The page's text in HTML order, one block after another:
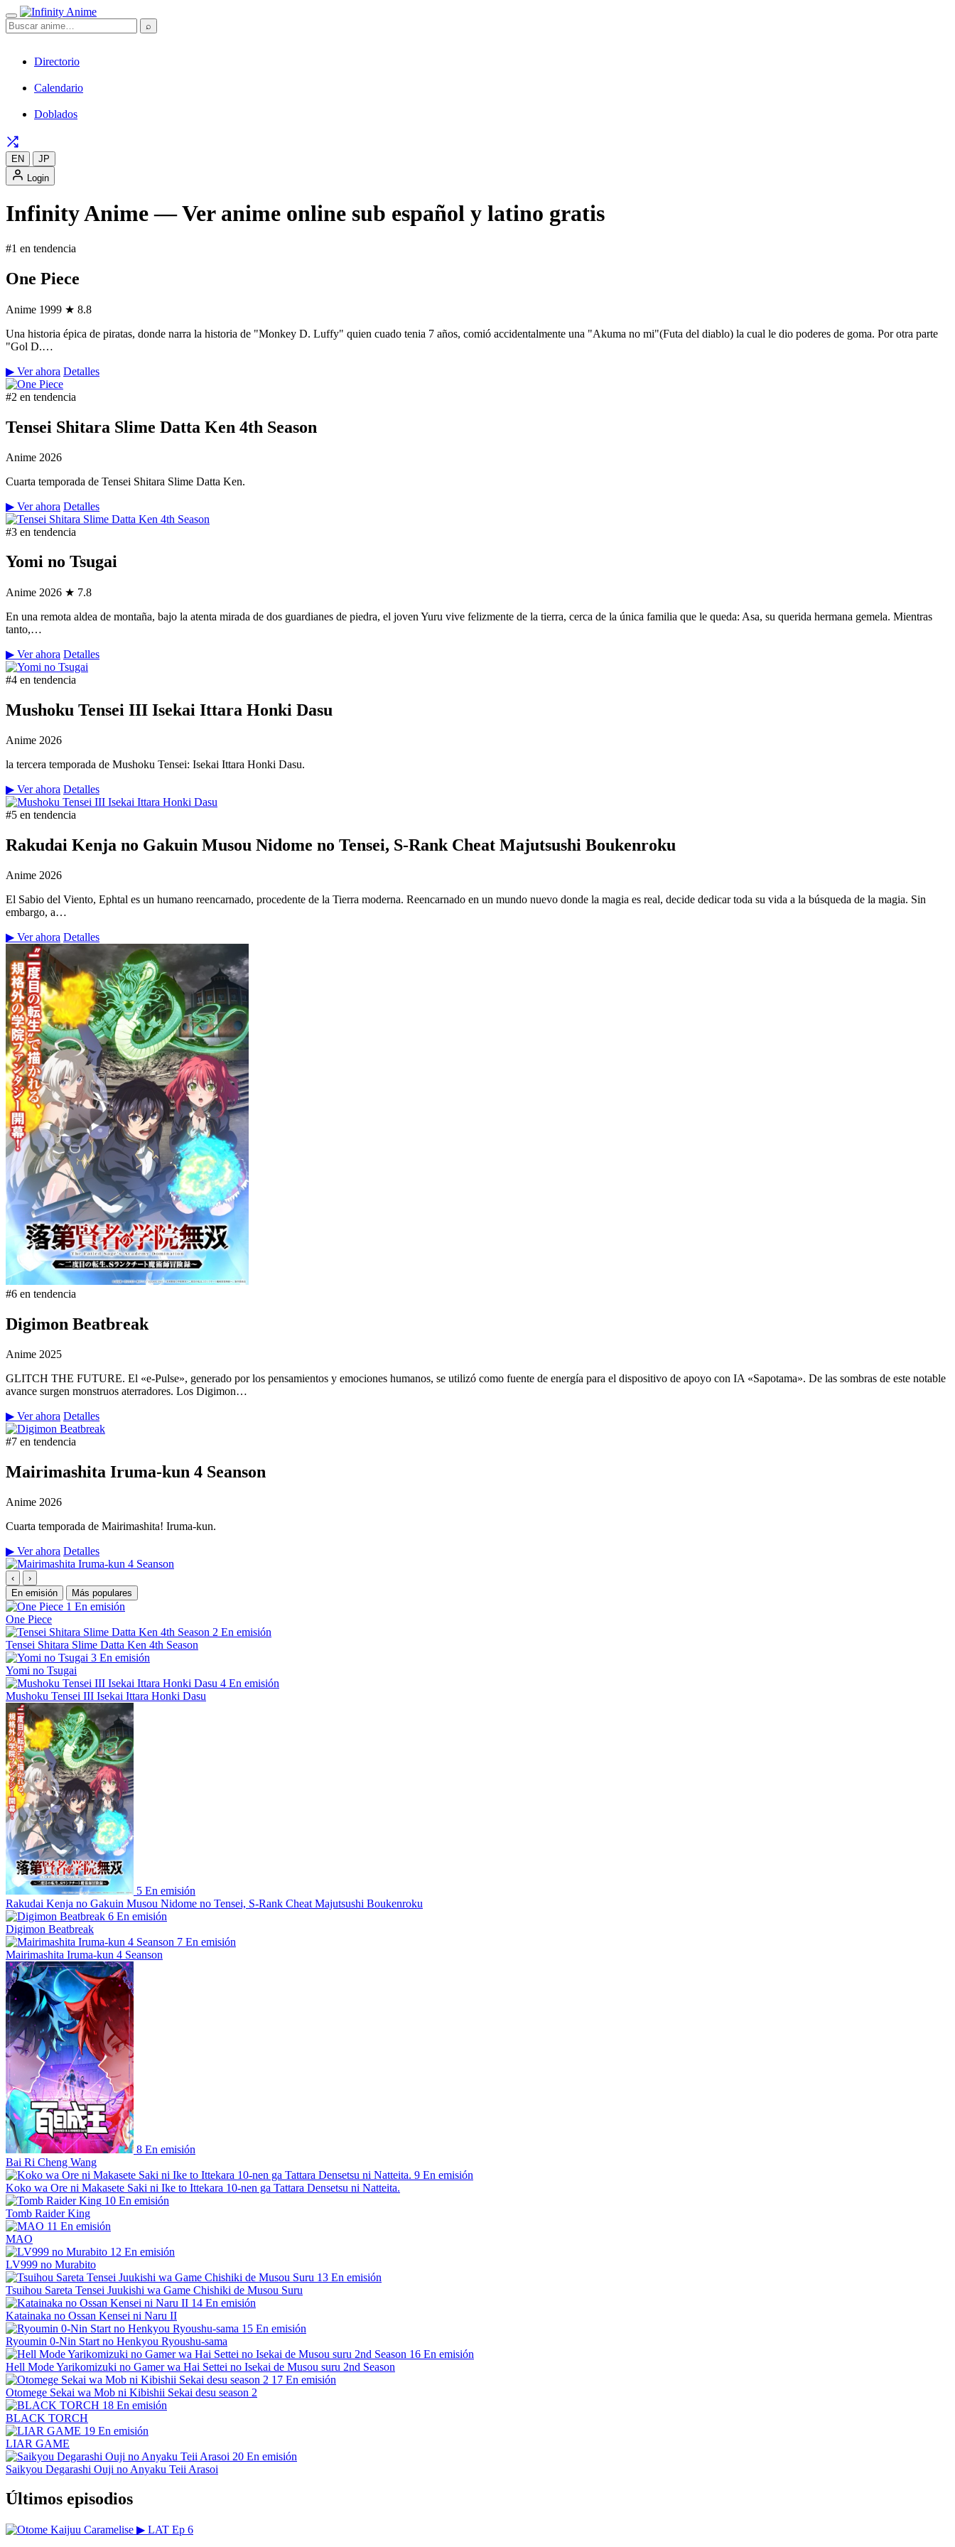
⌕
Directorio
Calendario
Doblados
EN
JP
Login
Infinity Anime — Ver anime online sub español y latino gratis
#1 en tendencia
One Piece
Anime 1999 ★ 8.8
Una historia épica de piratas, donde narra la historia de "Monkey D. Luffy" quien cuado tenia 7 años, comió accidentalmente una "Akuma no mi"(Futa del diablo) la cual le dio poderes de goma. Por otra parte
"Gol D.…
▶ Ver ahora Detalles
#2 en tendencia
Tensei Shitara Slime Datta Ken 4th Season
Anime 2026
Cuarta temporada de Tensei Shitara Slime Datta Ken.
▶ Ver ahora Detalles
#3 en tendencia
Yomi no Tsugai
Anime 2026 ★ 7.8
En una remota aldea de montaña, bajo la atenta mirada de dos guardianes de piedra, el joven Yuru vive felizmente de la tierra, cerca de la única familia que le queda: Asa, su querida hermana gemela. Mientras
tanto,…
▶ Ver ahora Detalles
#4 en tendencia
Mushoku Tensei III Isekai Ittara Honki Dasu
Anime 2026
la tercera temporada de Mushoku Tensei: Isekai Ittara Honki Dasu.
▶ Ver ahora Detalles
#5 en tendencia
Rakudai Kenja no Gakuin Musou Nidome no Tensei, S-Rank Cheat Majutsushi Boukenroku
Anime 2026
El Sabio del Viento, Ephtal es un humano reencarnado, procedente de la Tierra moderna. Reencarnado en un mundo nuevo donde la magia es real, decide dedicar toda su vida a la búsqueda de la magia. Sin
embargo, a…
▶ Ver ahora Detalles
#6 en tendencia
Digimon Beatbreak
Anime 2025
GLITCH THE FUTURE. El «e-Pulse», generado por los pensamientos y emociones humanos, se utilizó como fuente de energía para el dispositivo de apoyo con IA «Sapotama». De las sombras de este notable
avance surgen monstruos aterradores. Los Digimon…
▶ Ver ahora Detalles
#7 en tendencia
Mairimashita Iruma-kun 4 Seanson
Anime 2026
Cuarta temporada de Mairimashita! Iruma-kun.
▶ Ver ahora Detalles
‹
›
En emisión
Más populares
1 En emisión
One Piece
2 En emisión
Tensei Shitara Slime Datta Ken 4th Season
3 En emisión
Yomi no Tsugai
4 En emisión
Mushoku Tensei III Isekai Ittara Honki Dasu
5 En emisión
Rakudai Kenja no Gakuin Musou Nidome no Tensei, S-Rank Cheat Majutsushi Boukenroku
6 En emisión
Digimon Beatbreak
7 En emisión
Mairimashita Iruma-kun 4 Seanson
8 En emisión
Bai Ri Cheng Wang
9 En emisión
Koko wa Ore ni Makasete Saki ni Ike to Ittekara 10-nen ga Tattara Densetsu ni Natteita.
10 En emisión
Tomb Raider King
11 En emisión
MAO
12 En emisión
LV999 no Murabito
13 En emisión
Tsuihou Sareta Tensei Juukishi wa Game Chishiki de Musou Suru
14 En emisión
Katainaka no Ossan Kensei ni Naru II
15 En emisión
Ryoumin 0-Nin Start no Henkyou Ryoushu-sama
16 En emisión
Hell Mode Yarikomizuki no Gamer wa Hai Settei no Isekai de Musou suru 2nd Season
17 En emisión
Otomege Sekai wa Mob ni Kibishii Sekai desu season 2
18 En emisión
BLACK TORCH
19 En emisión
LIAR GAME
20 En emisión
Saikyou Degarashi Ouji no Anyaku Teii Arasoi
Últimos episodios
▶ LAT Ep 6